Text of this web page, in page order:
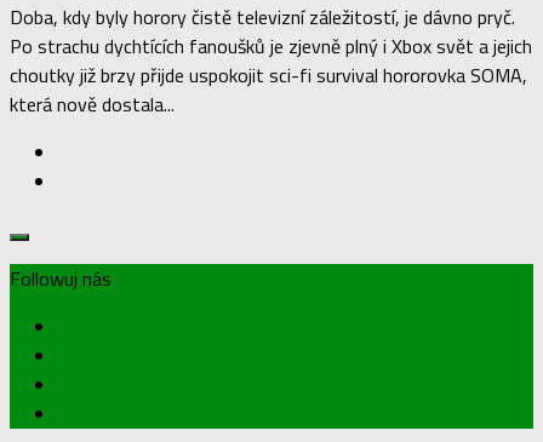
Doba, kdy byly horory čistě televizní záležitostí, je dávno pryč.
Po strachu dychtících fanoušků je zjevně plný i Xbox svět a jejich
choutky již brzy přijde uspokojit sci-fi survival hororovka SOMA,
která nově dostala...
Followuj nás